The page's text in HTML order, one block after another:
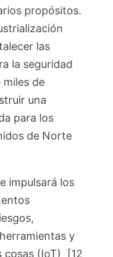
propósitos.
las
la seguridad
de
una
para los
de Norte
impulsará los
y
cosas (IoT) [12